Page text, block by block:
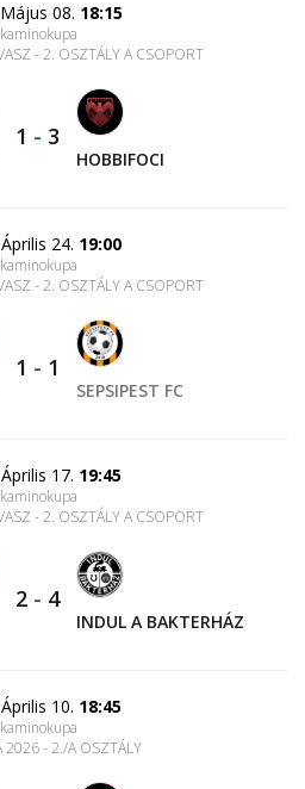
08. 18:15
kaminokupa
- 2. OSZTÁLY A CSOPORT
1 - 3
HOBBIFOCI
24. 19:00
kaminokupa
- 2. OSZTÁLY A CSOPORT
1 - 1
SEPSIPEST FC
17. 19:45
kaminokupa
- 2. OSZTÁLY A CSOPORT
2 - 4
INDUL A BAKTERHÁZ
10. 18:45
kaminokupa
2026 - 2./A OSZTÁLY